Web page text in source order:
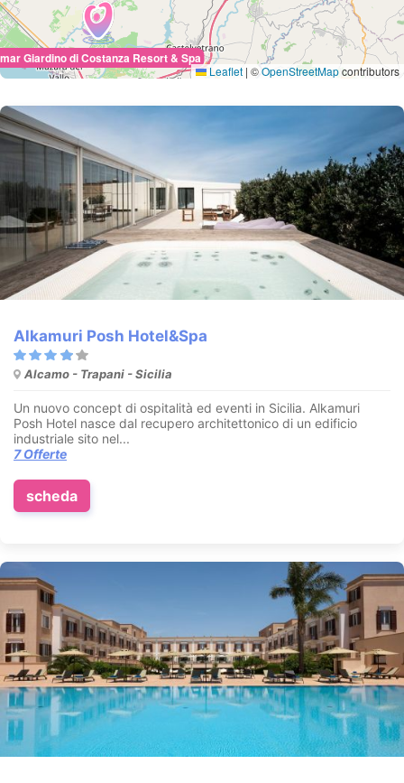
Giardino di Costanza Resort & Spa
Leaflet | ©OpenStreetMapcontributors
Alkamuri Posh Hotel&Spa
Alcamo - Trapani - Sicilia
Un nuovo concept di ospitalità ed eventi in Sicilia. Alkamuri
Posh Hotel nasce dal recupero architettonico di un edificio
industriale sito nel...
7 Offerte
scheda